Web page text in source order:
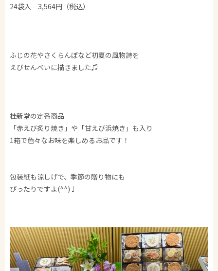
24袋入 3,564円（税込）
ふじの花やさくらんぼなど初夏の風物詩を
えびせんべいに描きました♫
桂新堂の定番商品
「赤えび炙り焼き」や「甘えび浜焼き」も入り
1箱で色々なお味を楽しめるお品です！
包装紙も涼しげで、季節の贈り物にも
ぴったりですよ(^^)♩